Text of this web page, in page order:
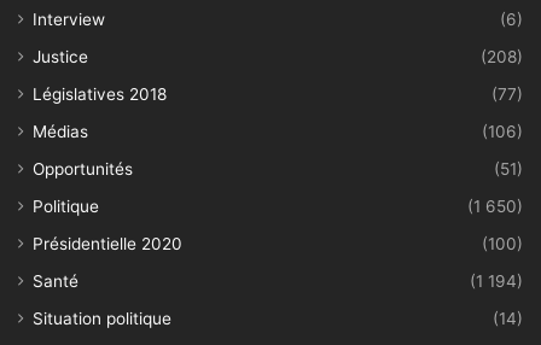
Interview
(6)
Justice
(208)
Législatives 2018
(77)
Médias
(106)
Opportunités
(51)
Politique
(1 650)
Présidentielle 2020
(100)
Santé
(1 194)
Situation politique
(14)